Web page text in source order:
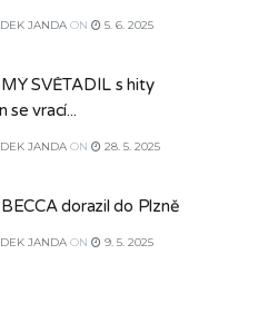
JANDA ON 5. 6. 2025
SVĚTADÍL s hity
se vrací...
JANDA ON 28. 5. 2025
dorazil do Plzně
JANDA ON 9. 5. 2025